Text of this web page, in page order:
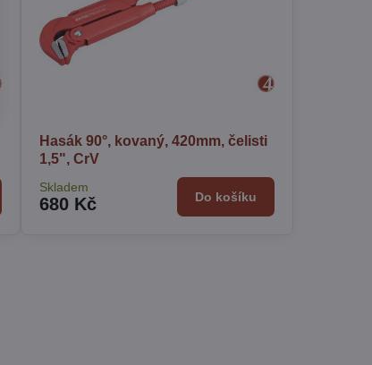
Hasák 90°, kovaný, 420mm, čelisti
1,5", CrV
Skladem
680 Kč Do košíku